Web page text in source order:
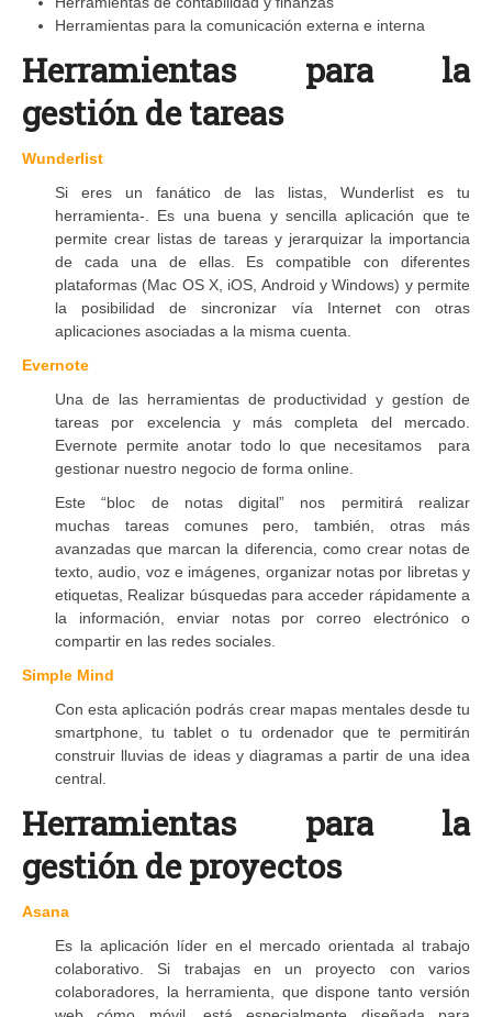
Herramientas para la comunicación externa e interna
Herramientas para la
gestión de tareas
Wunderlist
Si eres un fanático de las listas, Wunderlist es tu
herramienta-. Es una buena y sencilla aplicación que te
permite crear listas de tareas y jerarquizar la importancia
de cada una de ellas. Es compatible con diferentes
plataformas (Mac OS X, iOS, Android y Windows) y permite
la posibilidad de sincronizar vía Internet con otras
aplicaciones asociadas a la misma cuenta.
Evernote
Una de las herramientas de productividad y gestíon de
tareas por excelencia y más completa del mercado.
Evernote permite anotar todo lo que necesitamos para
gestionar nuestro negocio de forma online.
Este “bloc de notas digital” nos permitirá realizar
muchas tareas comunes pero, también, otras más
avanzadas que marcan la diferencia, como crear notas de
texto, audio, voz e imágenes, organizar notas por libretas y
etiquetas, Realizar búsquedas para acceder rápidamente a
la información, enviar notas por correo electrónico o
compartir en las redes sociales.
Simple Mind
Con esta aplicación podrás crear mapas mentales desde tu
smartphone, tu tablet o tu ordenador que te permitirán
construir lluvias de ideas y diagramas a partir de una idea
central.
Herramientas para la
gestión de proyectos
Asana
Es la aplicación líder en el mercado orientada al trabajo
colaborativo. Si trabajas en un proyecto con varios
colaboradores, la herramienta, que dispone tanto versión